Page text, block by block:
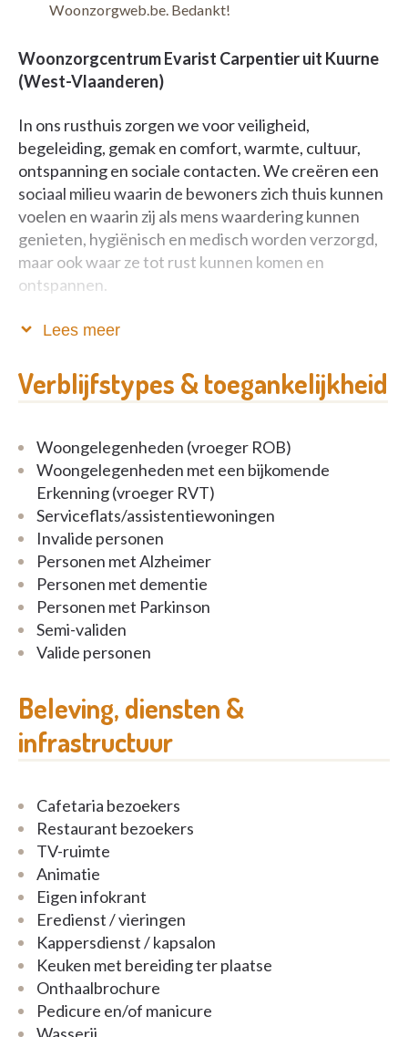
Woonzorgcentrum Evarist Carpentier uit Kuurne
(West-Vlaanderen)
In ons rusthuis zorgen we voor veiligheid,
begeleiding, gemak en comfort, warmte, cultuur,
ontspanning en sociale contacten. We creëren een
sociaal milieu waarin de bewoners zich thuis kunnen
voelen en waarin zij als mens waardering kunnen
genieten, hygiënisch en medisch worden verzorgd,
maar ook waar ze tot rust kunnen komen en
ontspannen.
Naast een woonzorgcentrum vindt U hier ook een
assistentiewoningen.
Lees meer
Verblijfstypes & toegankelijkheid
Woongelegenheden (vroeger ROB)
Woongelegenheden met een bijkomende
Erkenning (vroeger RVT)
Serviceflats/assistentiewoningen
Invalide personen
Personen met Alzheimer
Personen met dementie
Personen met Parkinson
Semi-validen
Valide personen
Beleving, diensten &
infrastructuur
Cafetaria bezoekers
Restaurant bezoekers
TV-ruimte
Animatie
Eigen infokrant
Eredienst / vieringen
Kappersdienst / kapsalon
Keuken met bereiding ter plaatse
Onthaalbrochure
Pedicure en/of manicure
Woonzorgweb.be. Bedankt!